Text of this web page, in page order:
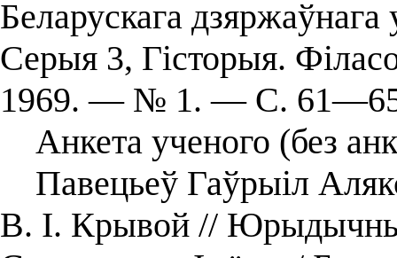
Беларускага дзяржаўнага
Серыя 3, Гісторыя.
1969. — № 1. — С.
Анкета ученого (без
Павецьеў Гаўрыіл
В. І. Крывой // Юрыдычны